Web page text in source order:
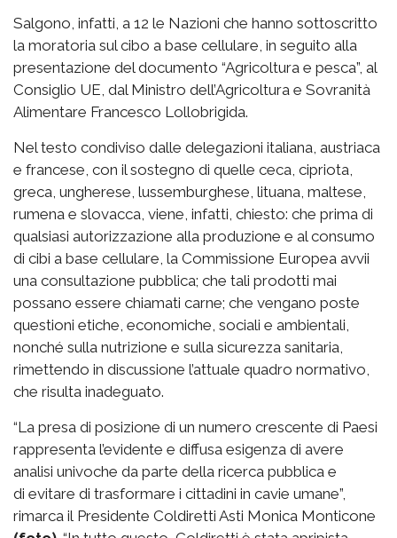
Salgono, infatti, a 12 le Nazioni che hanno sottoscritto
la moratoria sul cibo a base cellulare, in seguito alla
presentazione del documento “Agricoltura e pesca”, al
Consiglio UE, dal Ministro dell’Agricoltura e Sovranità
Alimentare Francesco Lollobrigida.
Nel testo condiviso dalle delegazioni italiana, austriaca
e francese, con il sostegno di quelle ceca, cipriota,
greca, ungherese, lussemburghese, lituana, maltese,
rumena e slovacca, viene, infatti, chiesto: che prima di
qualsiasi autorizzazione alla produzione e al consumo
di cibi a base cellulare, la Commissione Europea avvii
una consultazione pubblica; che tali prodotti mai
possano essere chiamati carne; che vengano poste
questioni etiche, economiche, sociali e ambientali,
nonché sulla nutrizione e sulla sicurezza sanitaria,
rimettendo in discussione l’attuale quadro normativo,
che risulta inadeguato.
“La presa di posizione di un numero crescente di Paesi
rappresenta l’evidente e diffusa esigenza di avere
analisi univoche da parte della ricerca pubblica e
di evitare di trasformare i cittadini in cavie umane”,
rimarca il Presidente Coldiretti Asti Monica Monticone